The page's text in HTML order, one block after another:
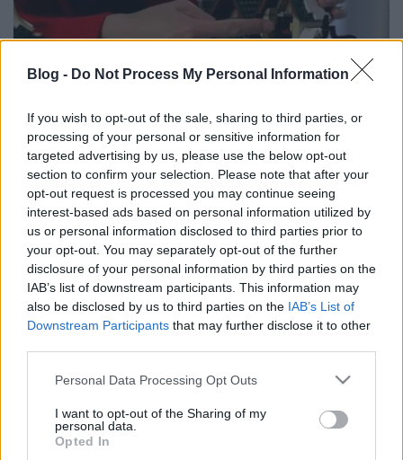
Blog - Do Not Process My Personal Information
If you wish to opt-out of the sale, sharing to third parties, or
processing of your personal or sensitive information for
targeted advertising by us, please use the below opt-out
section to confirm your selection. Please note that after your
opt-out request is processed you may continue seeing
interest-based ads based on personal information utilized by
us or personal information disclosed to third parties prior to
your opt-out. You may separately opt-out of the further
disclosure of your personal information by third parties on the
IAB’s list of downstream participants. This information may
also be disclosed by us to third parties on the IAB’s List of
Downstream Participants that may further disclose it to other
Please note that this website/app uses one or more Google
not limited to your visit or usage behaviour. You may click to
grant or deny consent to Google and its third-party tags to
use your data for below specified purposes in below Google
Personal Data Processing Opt Outs
I want to opt-out of the Sharing of my
personal data.
Opted In
Kommentárral
Rékocs•2011. augusztus 09.
Akkor fussunk neki újból, remélhetőleg nem
ismétlődik meg ez a kínos eset, és a nap végén is
fogyasztható lesz a poszt. Bámulatos képek jelentek
meg a Brickseten a 10222-es Winter Village Post
Office készletről, el lehet (és kell is) veszni a
részletekben! 822 darab, 7…